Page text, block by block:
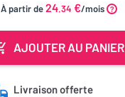
À partir de24.34 €/mois
AJOUTER AU PANIER
Livraison offerte